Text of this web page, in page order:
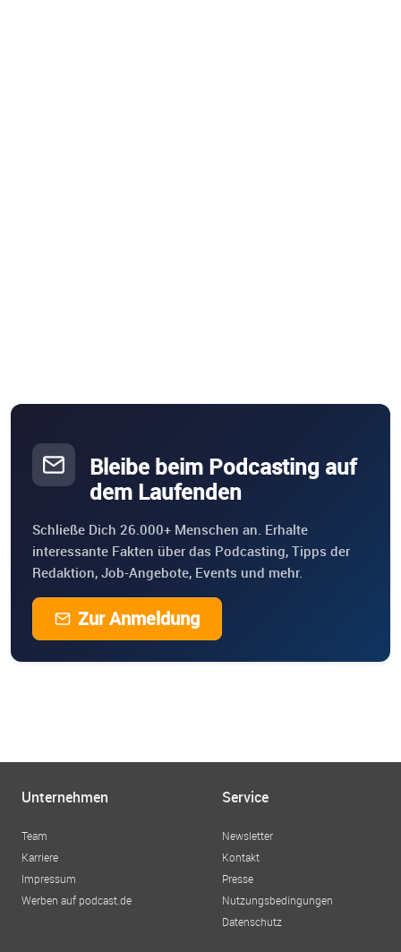
Bleibe beim Podcasting auf
dem Laufenden
Schließe Dich 26.000+ Menschen an. Erhalte
interessante Fakten über das Podcasting, Tipps der
Redaktion, Job-Angebote, Events und mehr.
Zur Anmeldung
Unternehmen
Team
Karriere
Impressum
Werben auf podcast.de
Service
Newsletter
Kontakt
Presse
Nutzungsbedingungen
Datenschutz